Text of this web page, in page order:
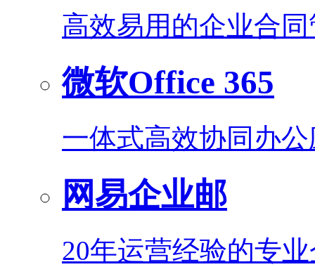
高效易用的企业合
微软Office 365
一体式高效协同办
网易企业邮
20年运营经验的专